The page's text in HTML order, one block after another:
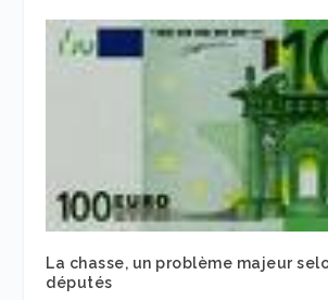
La chasse, un problème majeur
députés